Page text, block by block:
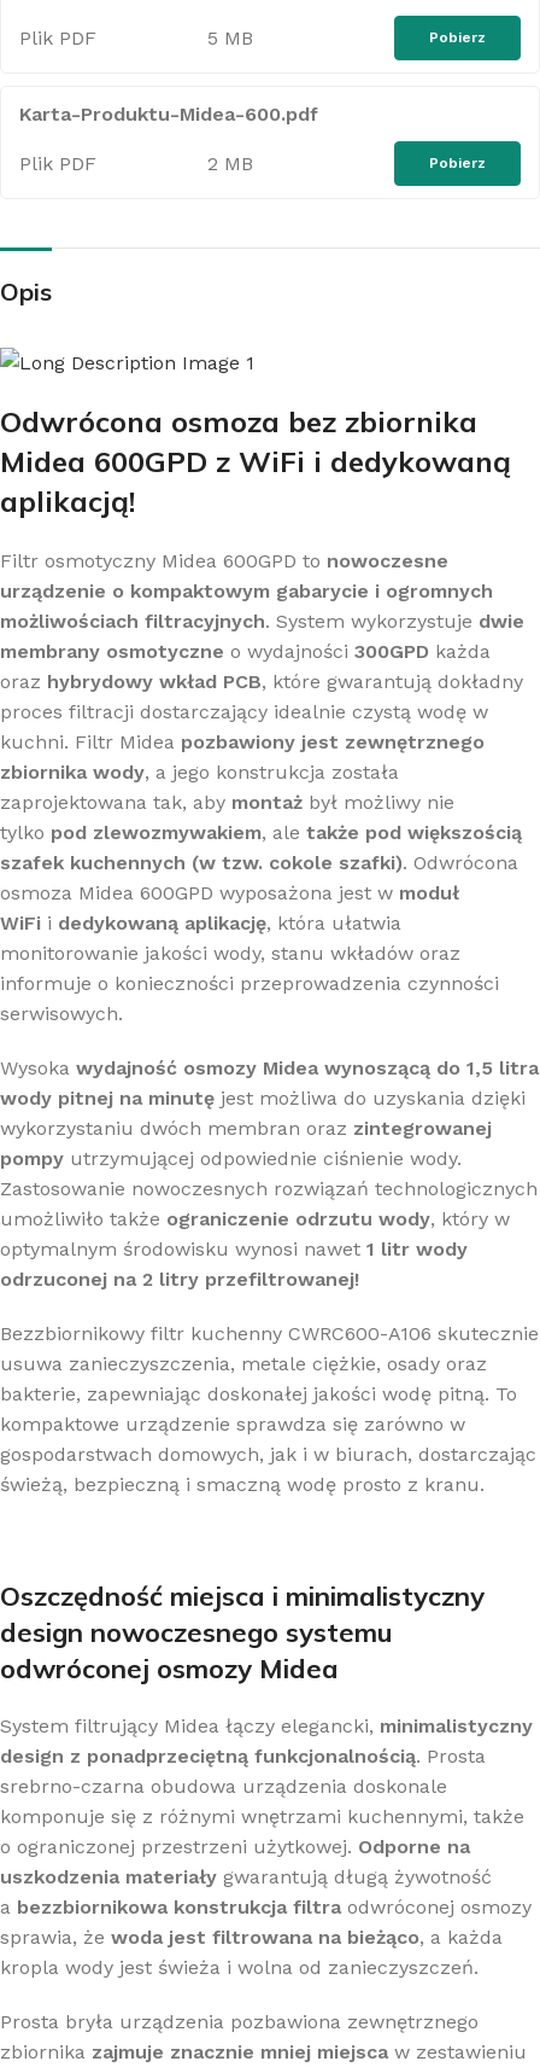
Plik PDF 5 MB Pobierz
Karta-Produktu-Midea-600.pdf
Plik PDF 2 MB Pobierz
Opis
Odwrócona osmoza bez zbiornika
Midea 600GPD z WiFi i dedykowaną
aplikacją!
Filtr osmotyczny Midea 600GPD to nowoczesne
urządzenie o kompaktowym gabarycie i ogromnych
możliwościach filtracyjnych. System wykorzystuje dwie
membrany osmotyczne o wydajności 300GPD każda
oraz hybrydowy wkład PCB, które gwarantują dokładny
proces filtracji dostarczający idealnie czystą wodę w
kuchni. Filtr Midea pozbawiony jest zewnętrznego
zbiornika wody, a jego konstrukcja została
zaprojektowana tak, aby montaż był możliwy nie
tylko pod zlewozmywakiem, ale także pod większością
szafek kuchennych (w tzw. cokole szafki). Odwrócona
osmoza Midea 600GPD wyposażona jest w moduł
WiFi i dedykowaną aplikację, która ułatwia
monitorowanie jakości wody, stanu wkładów oraz
informuje o konieczności przeprowadzenia czynności
serwisowych.
Wysoka wydajność osmozy Midea wynoszącą do 1,5 litra
wody pitnej na minutę jest możliwa do uzyskania dzięki
wykorzystaniu dwóch membran oraz zintegrowanej
pompy utrzymującej odpowiednie ciśnienie wody.
Zastosowanie nowoczesnych rozwiązań technologicznych
umożliwiło także ograniczenie odrzutu wody, który w
optymalnym środowisku wynosi nawet 1 litr wody
odrzuconej na 2 litry przefiltrowanej!
Bezzbiornikowy filtr kuchenny CWRC600-A106 skutecznie
usuwa zanieczyszczenia, metale ciężkie, osady oraz
bakterie, zapewniając doskonałej jakości wodę pitną. To
kompaktowe urządzenie sprawdza się zarówno w
gospodarstwach domowych, jak i w biurach, dostarczając
świeżą, bezpieczną i smaczną wodę prosto z kranu.
Oszczędność miejsca i minimalistyczny
design nowoczesnego systemu
odwróconej osmozy Midea
System filtrujący Midea łączy elegancki, minimalistyczny
design z ponadprzeciętną funkcjonalnością. Prosta
srebrno-czarna obudowa urządzenia doskonale
komponuje się z różnymi wnętrzami kuchennymi, także
o ograniczonej przestrzeni użytkowej. Odporne na
uszkodzenia materiały gwarantują długą żywotność
a bezzbiornikowa konstrukcja filtra odwróconej osmozy
sprawia, że woda jest filtrowana na bieżąco, a każda
kropla wody jest świeża i wolna od zanieczyszczeń.
Prosta bryła urządzenia pozbawiona zewnętrznego
zbiornika zajmuje znacznie mniej miejsca w zestawieniu